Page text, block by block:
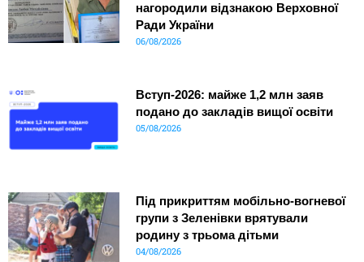
нагородили відзнакою Верховної
Ради України
06/08/2026
Вступ-2026: майже 1,2 млн заяв
подано до закладів вищої освіти
05/08/2026
Під прикриттям мобільно-вогневої
групи з Зеленівки врятували
родину з трьома дітьми
04/08/2026